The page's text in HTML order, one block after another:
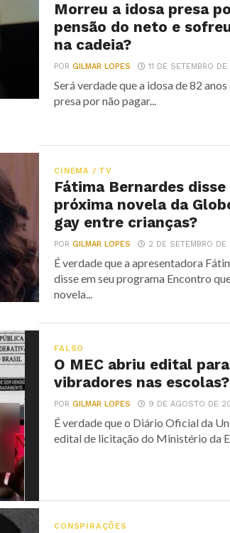
Morreu a idosa presa
pensão do neto e
na cadeia?
PORGILMAR LOPES 11 DE SETEMBRO
Será verdade que a idosa de 82
presa por não pagar...
CINEMA / TV
Fátima Bernardes disse
próxima novela da
gay entre crianças?
PORGILMAR LOPES 2 DE SETEMBRO DE
É verdade que a apresentadora
disse em seu programa Encontro
novela...
FALSO
O MEC abriu edital
vibradores nas escolas?
PORGILMAR LOPES 9 DE AGOSTO DE
É verdade que o Diário Oficial da
edital de licitação do Ministério da
CONSPIRAÇÕES